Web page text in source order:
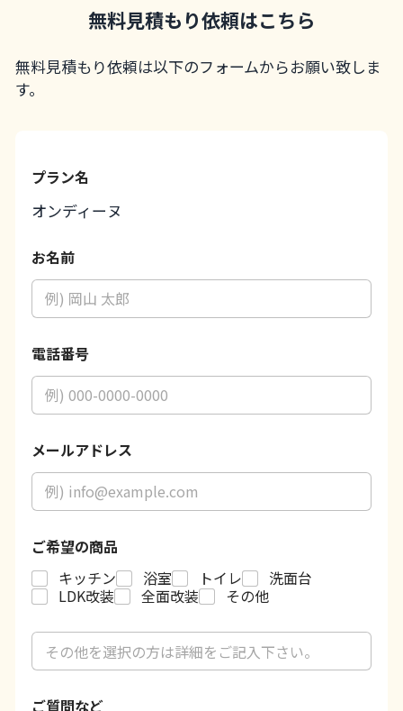
無料見積もり依頼はこちら
無料見積もり依頼は以下のフォームからお願い致しま
す。
プラン名
オンディーヌ
お名前
電話番号
メールアドレス
ご希望の商品
キッチン
浴室 トイレ
洗面台
LDK改装
全面改装
その他
ご
の
商
ご
望
ご質問など